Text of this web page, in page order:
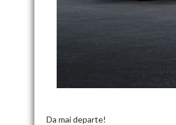
Da mai departe!